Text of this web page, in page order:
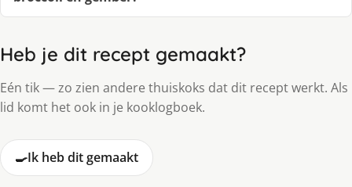
Heb je dit recept gemaakt?
Eén tik — zo zien andere thuiskoks dat dit recept werkt. Als
lid komt het ook in je kooklogboek.
🍳Ik heb dit gemaakt